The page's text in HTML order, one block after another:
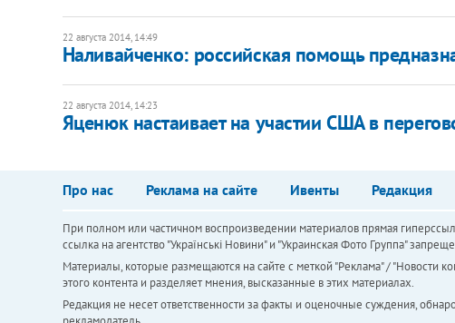
22 августа 2014, 14:49
Наливайченко: российская помощь
22 августа 2014, 14:23
Яценюк настаивает на участии США в
Про нас Реклама на сайте Ивенты Редакция
При полном или частичном воспроизведении материалов прямая
ссылка на агентство "Українськi Новини" и "Украинская Фото Группа"
Материалы, которые размещаются на сайте с меткой "Реклама" / "Новости
этого контента и разделяет мнения, высказанные в этих материалах.
Редакция не несет ответственности за факты и оценочные суждения,